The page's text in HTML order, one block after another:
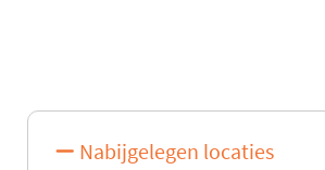
Nabijgelegen locaties